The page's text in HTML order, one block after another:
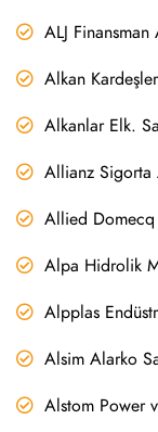
ALJ Finansman
Alkan
Alkanlar Elk.
Allianz Sigorta
Allied Domecq
Alpa Hidrolik
Alpplas
Alsim Alarko
Alstom Power